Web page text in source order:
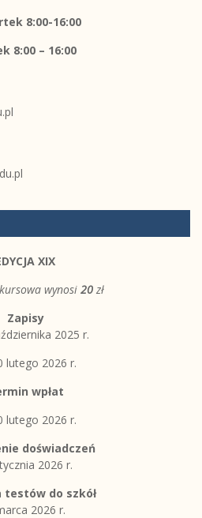
8:00-16:00
8:00 – 16:00
XIX
wynosi 20zł
Zapisy
2025 r.
lutego 2026 r.
wpłat
lutego 2026 r.
doświadczeń
2026 r.
testów do szkół
2026 r.